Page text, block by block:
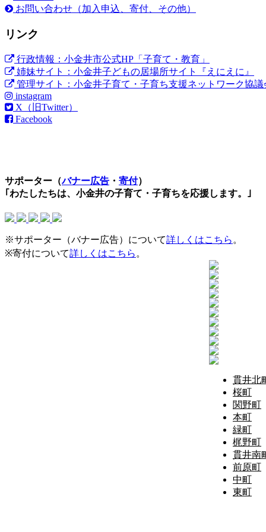
お問い合わせ（加入申込、寄付、その他）
リンク
行政情報：小金井市公式HP「子育て・教育」
姉妹サイト：小金井子どもの居場所サイト『えにえに』
管理サイト：小金井子育て・子育ち支援ネットワーク協議
instagram
X（旧Twitter）
Facebook
サポーター（バナー広告 ・ 寄付）
｢わたしたちは、小金井の子育て・子育ちを応援します。｣
※サポーター（バナー広告）について詳しくはこちら 。
※寄付について詳しくはこちら 。
貫井北
桜町
関野町
本町
緑町
梶野町
貫井南
前原町
中町
東町